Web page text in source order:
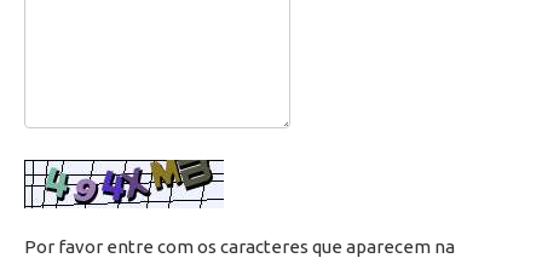
Suporte
Por favor entre com os caracteres que aparecem na